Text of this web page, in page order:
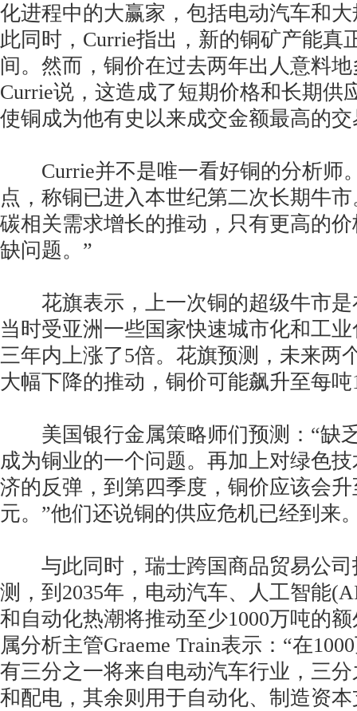
化进程中的大赢家，包括电动汽车和
此同时，Currie指出，新的铜矿产能真
间。然而，铜价在过去两年出人意料
Currie说，这造成了短期价格和长期供
使铜成为他有史以来成交金额最高的
Currie并不是唯一看好铜的分析师
点，称铜已进入本世纪第二次长期牛
碳相关需求增长的推动，只有更高的
缺问题。”
花旗表示，上一次铜的超级牛市是
当时受亚洲一些国家快速城市化和工
三年内上涨了5倍。花旗预测，未来两
大幅下降的推动，铜价可能飙升至每
美国银行金属策略师们预测：“缺
成为铜业的一个问题。再加上对绿色
济的反弹，到第四季度，铜价应该会升
元。”他们还说铜的供应危机已经到来
与此同时，瑞士跨国商品贸易公司
测，到2035年，电动汽车、人工智能
和自动化热潮将推动至少1000万吨的
属分析主管Graeme Train表示：“在
有三分之一将来自电动汽车行业，三
和配电，其余则用于自动化、制造资